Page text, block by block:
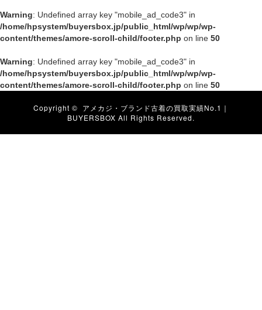
Warning: Undefined array key "mobile_ad_code3" in
/home/hpsystem/buyersbox.jp/public_html/wp/wp/wp-
content/themes/amore-scroll-child/footer.php on line 50
Warning: Undefined array key "mobile_ad_code3" in
/home/hpsystem/buyersbox.jp/public_html/wp/wp/wp-
content/themes/amore-scroll-child/footer.php on line 50
Copyright © アメカジ・ブランド古着の買取実績No.1｜
BUYERSBOX All Rights Reserved.